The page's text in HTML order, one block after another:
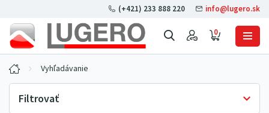
0
(+421) 233 888 220 info@lugero.sk
Vyhľadávanie
Filtrovať